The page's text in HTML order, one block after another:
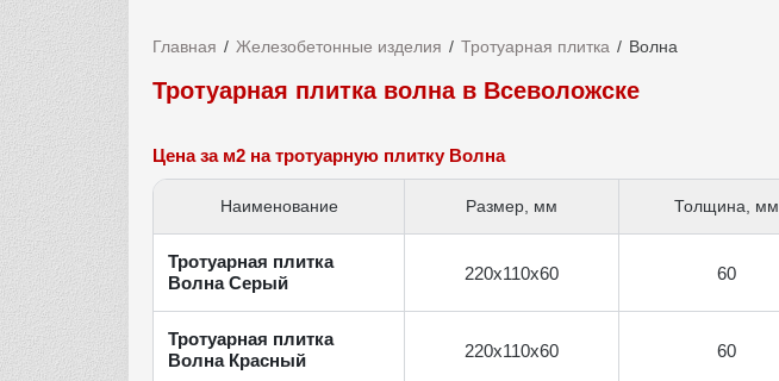
Главная Железобетонные изделия Тротуарная плитка Волна
Тротуарная плитка волна в Всеволожске
Цена за м2 на тротуарную плитку Волна
Наименование Размер, мм Толщина, мм
Тротуарная плитка
Волна Серый
220х110х60 60
Тротуарная плитка
Волна Красный
220х110х60 60